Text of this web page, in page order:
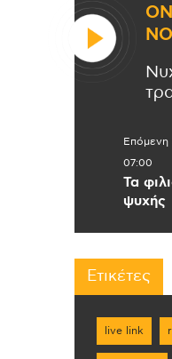
Επόμενη
07:00
Τα
ψυχής
Ετικέτες
live link